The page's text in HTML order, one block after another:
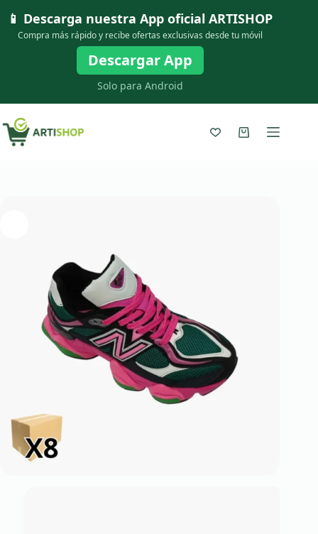
contenido
📱 Descarga nuestra App oficialARTISHOP
Compra más rápido y recibe ofertas exclusivas desde tu móvil
Descargar App
Solo para Android
Carro